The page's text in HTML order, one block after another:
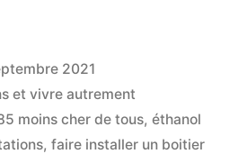
E-
85,
En
2021
et vivre autrement
moins cher de tous, éthanol
, faire installer un boitier